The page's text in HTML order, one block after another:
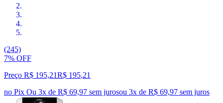
(245)
7% OFF
Preço R$ 195,21R$ 195,21
no Pix Ou 3x de R$ 69,97 sem jurosou 3x de R$ 69,97 sem juros